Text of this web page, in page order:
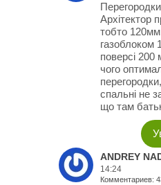
Архітектор
тобто
поверсі 200
чого
спальні не
що там
ANDREY
14:24
Комментариев: